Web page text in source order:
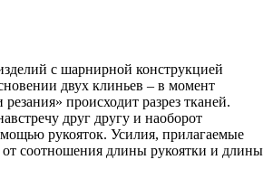
с шарнирной конструкцией
двух клиньев – в момент
происходит разрез тканей.
друг другу и наоборот
рукояток. Усилия, прилагаемые
от соотношения длины рукоятки и длины